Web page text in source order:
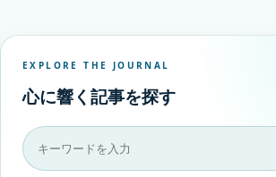
EXPLORE THE JOURNAL
心に響く記事を探す